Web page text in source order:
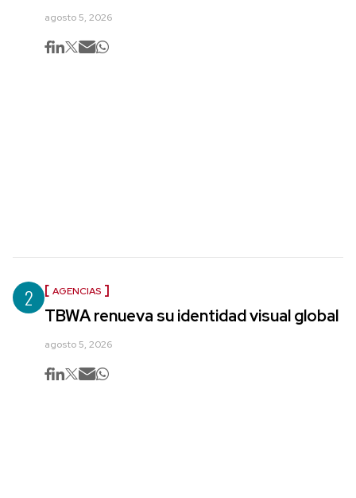
agosto 5, 2026
2 AGENCIAS
TBWA renueva su identidad visual global
agosto 5, 2026